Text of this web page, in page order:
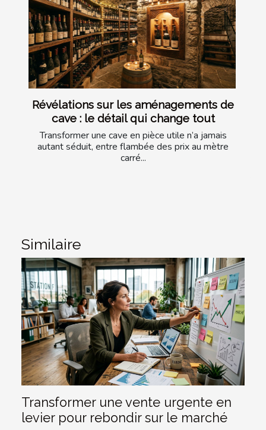
Révélations sur les aménagements de
cave : le détail qui change tout
Transformer une cave en pièce utile n’a jamais
autant séduit, entre flambée des prix au mètre
carré...
Similaire
Transformer une vente urgente en
levier pour rebondir sur le marché